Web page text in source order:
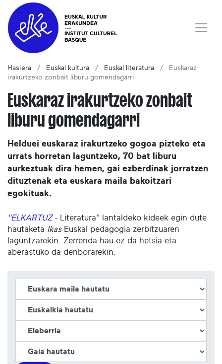
Hasiera Euskal kultura Euskal literatura
Euskaraz
irakurtzeko zonbait liburu gomendagarri
Euskaraz irakurtzeko zonbait
liburu gomendagarri
Helduei euskaraz irakurtzeko gogoa pizteko eta
urrats horretan laguntzeko, 70 bat liburu
aurkeztuak dira hemen, gai ezberdinak jorratzen
dituztenak eta euskara maila bakoitzari
egokituak.
"ELKARTUZ - Literatura" lantaldeko kideek egin dute
hautaketa IkasEuskal pedagogia zerbitzuaren
laguntzarekin. Zerrenda hau ez da hetsia eta
aberastuko da denborarekin.